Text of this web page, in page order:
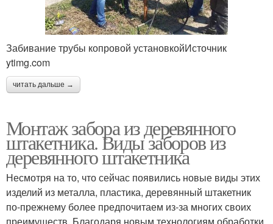
Забивание трубы копровой установкойИсточник
ytimg.com
читать дальше →
Монтаж забора из деревянного
штакетника. Виды заборов из
деревянного штакетника
Несмотря на то, что сейчас появились новые виды этих
изделий из металла, пластика, деревянный штакетник
по-прежнему более предпочитаем из-за многих своих